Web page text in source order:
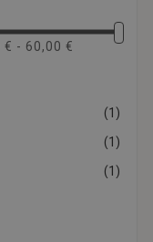
€ - 60,00 €
(1)
(1)
(1)